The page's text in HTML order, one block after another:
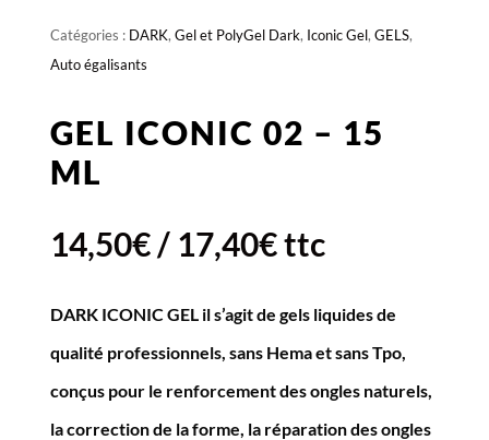
Catégories : DARK, Gel et PolyGel Dark, Iconic Gel, GELS,
Auto égalisants
GEL ICONIC 02 – 15
ML
14,50€/ 17,40€ttc
DARK ICONIC GEL il s’agit de gels liquides de
qualité professionnels, sans Hema et sans Tpo,
conçus pour le renforcement des ongles naturels,
la correction de la forme, la réparation des ongles